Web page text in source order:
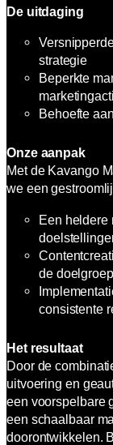
De uitdaging
strategie
Beperkte
Behoefte
Onze aanpak
Met de Kavango
we een
Een heldere
de doelgroep
consistente
Het resultaat
Door de
uitvoering en
een voorspelbare
een schaalbaar
doorontwikkelen.